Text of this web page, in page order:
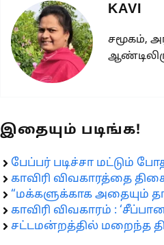
KAVI
சமூகம்,
இதையும் படிங்க!
பேப்பர் படிச்சா மட்டும்
காவிரி விவகாரத்தை திசை
“மக்களுக்காக அதையும்
காவிரி விவகாரம் :
சட்டமன்றத்தில் மறைந்த